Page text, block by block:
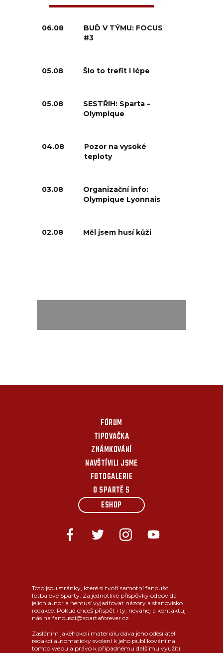
06.08
BUĎ V TÝMU: FOCUS
#3
05.08 Šlo to trefit i lépe
05.08
SESTŘIH: Sparta –
Olympique
04.08
Pozor na vysoké
teploty
03.08
Organizační info:
Olympique Lyonnais
02.08 Měl jsem husí kůži
FÓRUM
TIPOVAČKA
ZNÁMKOVÁNÍ
NAVŠTÍVILI JSME
FOTOGALERIE
O SPARTĚ S
ESHOP
Toto jsou stránky, které si tvoří samotní fanoušci
fotbalové Sparty. Za jednotlivé příspěvky odpovídá
jejich autor a nemusí vyjadřovat názory a stanovisko
redakce. Pokud chceš přispět i ty, neváhej a kontaktuj
nás na fanousci@spartaforever.cz.
Zasláním jakéhokoli materiálu dává jeho odesílatel
redakci automaticky svolení k jeho publikování na
tomto webu a právo k případnému dalšímu využití.